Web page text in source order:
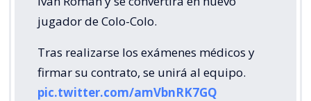
jugador de Colo-Colo.
Tras realizarse los exámenes médicos y
firmar su contrato, se unirá al equipo.
pic.twitter.com/amVbnRK7GQ